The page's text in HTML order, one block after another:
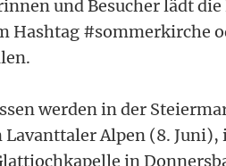
und Besucher lädt
Hashtag #sommerkirche
werden in der
Alpen (8. Juni),
in